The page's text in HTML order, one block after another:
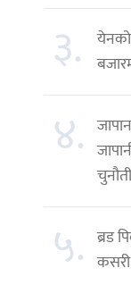
३.
४.
चुनौती
५. ब्रड
कसरी